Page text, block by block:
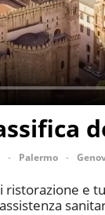
Palermo
ristorazione e